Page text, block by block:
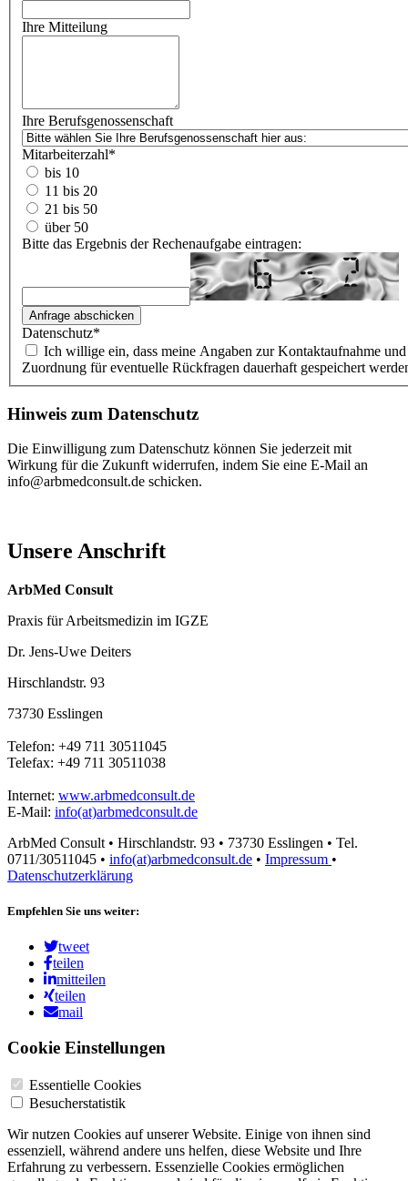
Ihre Mitteilung
Ihre Berufsgenossenschaft
Mitarbeiterzahl*
bis 10
11 bis 20
21 bis 50
über 50
Bitte das Ergebnis der Rechenaufgabe eintragen:
Datenschutz*
Zuordnung für eventuelle Rückfragen dauerhaft gespeichert
Hinweis zum Datenschutz
Die Einwilligung zum Datenschutz können Sie jederzeit mit
Wirkung für die Zukunft widerrufen, indem Sie eine E-Mail an
info@arbmedconsult.de schicken.
Unsere Anschrift
ArbMed Consult
Praxis für Arbeitsmedizin im IGZE
Dr. Jens-Uwe Deiters
Hirschlandstr. 93
73730 Esslingen
Telefon: +49 711 30511045
Telefax: +49 711 30511038
Internet: www.arbmedconsult.de
E-Mail: info(at)arbmedconsult.de
ArbMed Consult • Hirschlandstr. 93 • 73730 Esslingen • Tel.
0711/30511045 • info(at)arbmedconsult.de • Impressum •
Datenschutzerklärung
Empfehlen Sie uns weiter:
tweet
teilen
mitteilen
teilen
mail
Cookie Einstellungen
Essentielle Cookies
Besucherstatistik
Wir nutzen Cookies auf unserer Website. Einige von ihnen sind
essenziell, während andere uns helfen, diese Website und Ihre
Erfahrung zu verbessern. Essenzielle Cookies ermöglichen